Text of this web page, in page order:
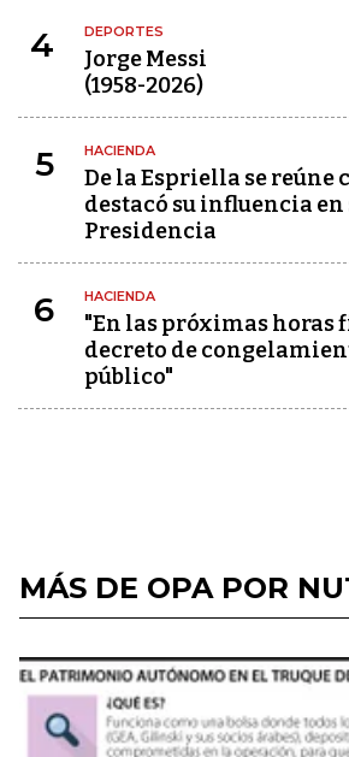
4 DEPORTES
Jorge Messi
(1958-2026)
5 HACIENDA
De la Espriella se reúne
destacó su influencia en
Presidencia
6 HACIENDA
"En las próximas horas
decreto de
público"
MÁS DE OPA POR